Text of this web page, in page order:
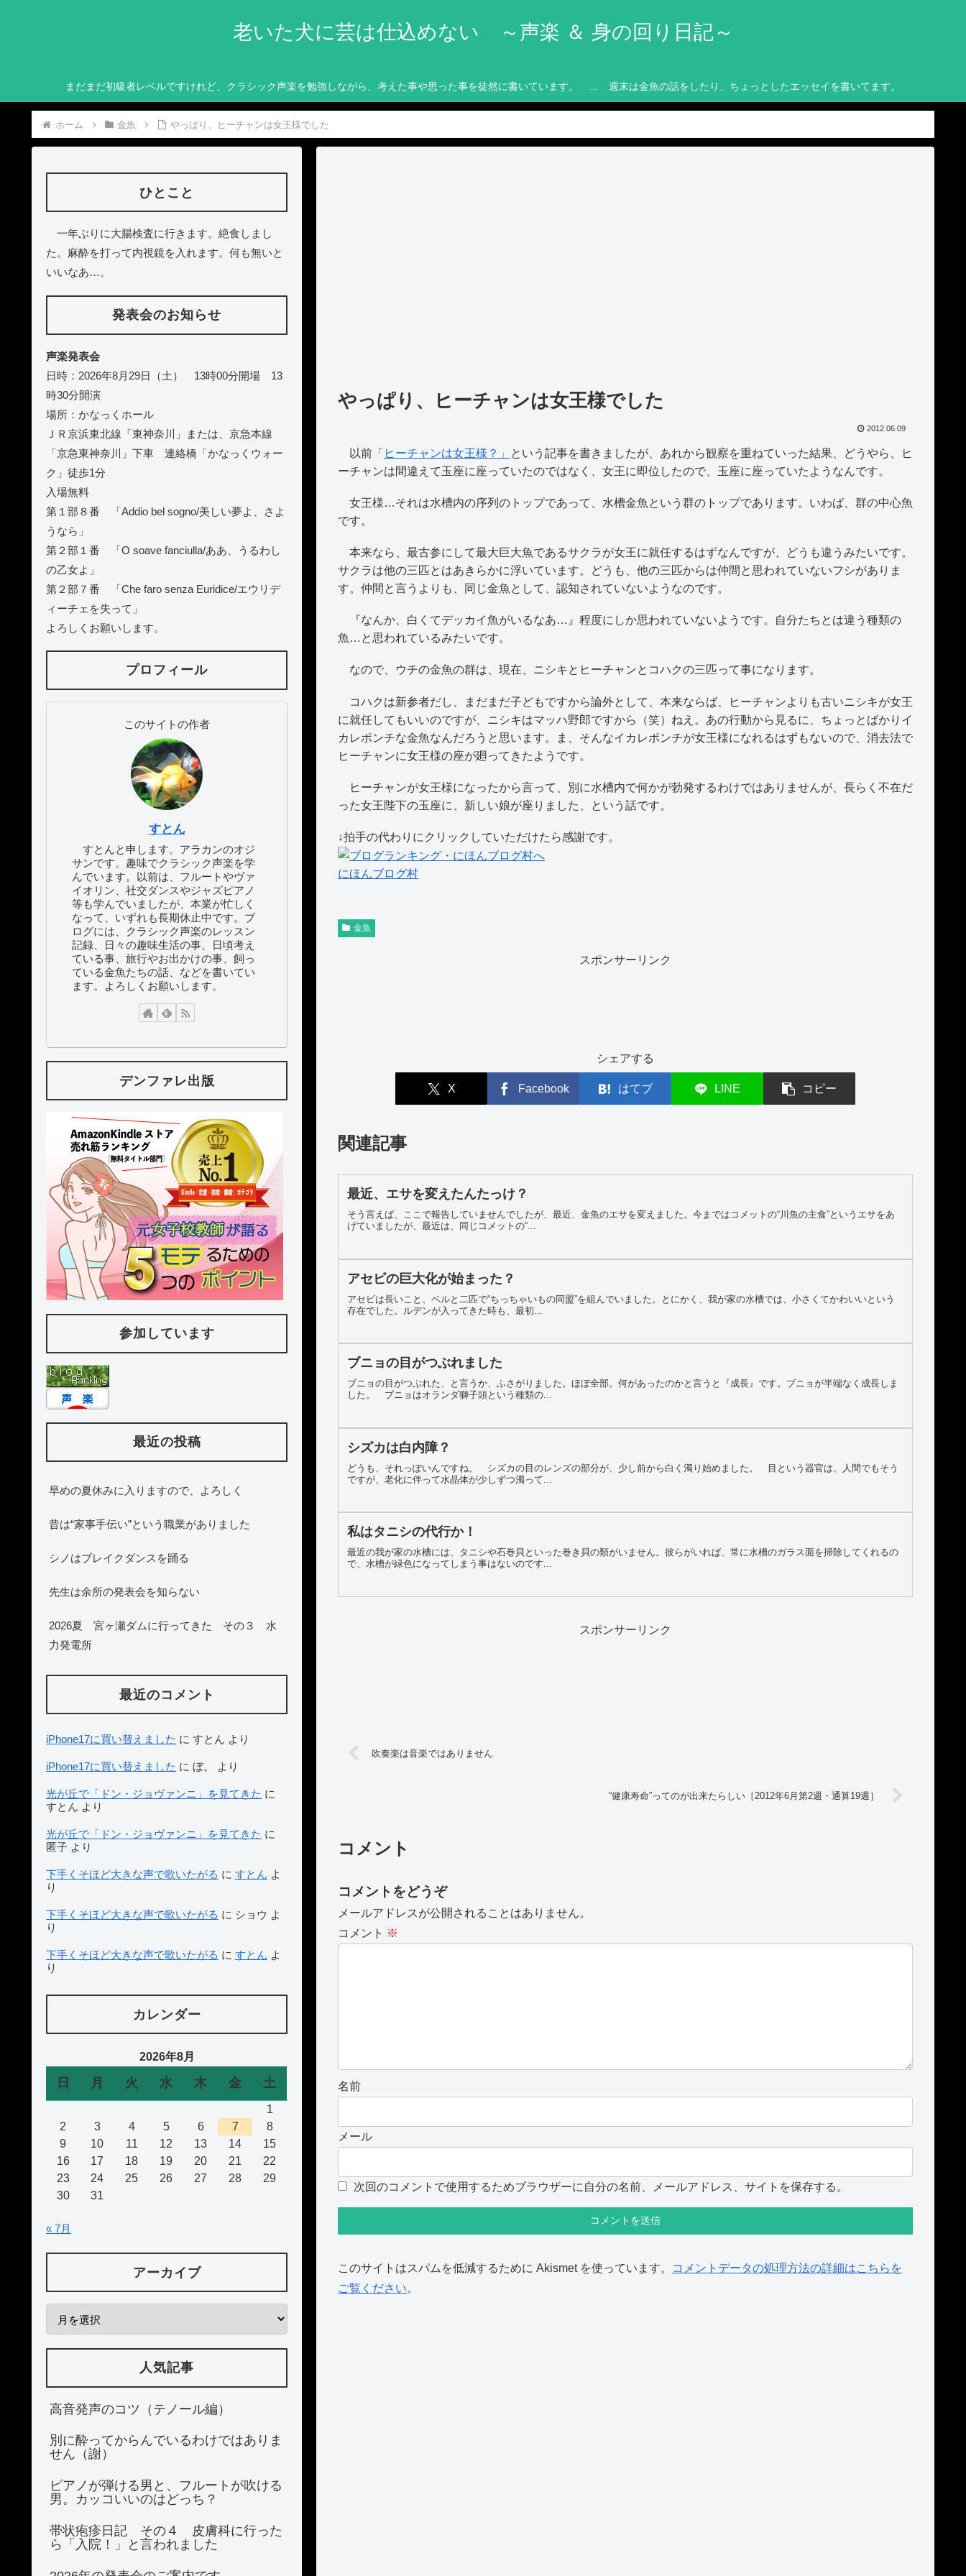
老いた犬に芸は仕込めない ～声楽 ＆ 身の回り日記～
まだまだ初級者レベルですけれど、クラシック声楽を勉強しながら、考えた事や思った事を徒然に書いています。 … 週末は金魚の話をしたり、ちょっとしたエッセイを書いてます。
ホーム 金魚 やっぱり、ヒーチャンは女王様でした
やっぱり、ヒーチャンは女王様でした
2012.06.09
以前「 ヒーチャンは女王様？」
という記事を書きましたが、あれから観察を重ねていった結果、どうやら、ヒ
ーチャンは間違えて玉座に座っていたのではなく、女王に即位したので、玉座に座っていたようなんです。
女王様…それは水槽内の序列のトップであって、水槽金魚という群のトップであります。いわば、群の中心魚
です。
本来なら、最古参にして最大巨大魚であるサクラが女王に就任するはずなんですが、どうも違うみたいです。
サクラは他の三匹とはあきらかに浮いています。どうも、他の三匹からは仲間と思われていないフシがありま
す。仲間と言うよりも、同じ金魚として、認知されていないようなのです。
『なんか、白くてデッカイ魚がいるなあ…』程度にしか思われていないようです。自分たちとは違う種類の
魚…と思われているみたいです。
なので、ウチの金魚の群は、現在、ニシキとヒーチャンとコハクの三匹って事になります。
コハクは新参者だし、まだまだ子どもですから論外として、本来ならば、ヒーチャンよりも古いニシキが女王
に就任してもいいのですが、ニシキはマッハ野郎ですから（笑）ねえ。あの行動から見るに、ちょっとばかりイ
カレポンチな金魚なんだろうと思います。ま、そんなイカレポンチが女王様になれるはずもないので、消去法で
ヒーチャンに女王様の座が廻ってきたようです。
ヒーチャンが女王様になったから言って、別に水槽内で何かが勃発するわけではありませんが、長らく不在だ
った女王陛下の玉座に、新しい娘が座りました、という話です。
↓拍手の代わりにクリックしていただけたら感謝です。
にほんブログ村
金魚
スポンサーリンク
シェアする
X Facebook はてブ LINE コピー
関連記事
最近、エサを変えたんたっけ？
そう言えば、ここで報告していませんでしたが、最近、金魚のエサを変えました。今まではコメットの“川魚の主食”というエサをあ
げていましたが、最近は、同じコメットの“...
アセビの巨大化が始まった？
アセビは長いこと、ベルと二匹で“ちっちゃいもの同盟”を組んでいました。とにかく、我が家の水槽では、小さくてかわいいという
存在でした。ルデンが入ってきた時も、最初...
ブニョの目がつぶれました
ブニョの目がつぶれた、と言うか、ふさがりました。ほぼ全部。何があったのかと言うと『成長』です。ブニョが半端なく成長しま
した。 ブニョはオランダ獅子頭という種類の...
シズカは白内障？
どうも、それっぽいんですね。 シズカの目のレンズの部分が、少し前から白く濁り始めました。 目という器官は、人間でもそう
ですが、老化に伴って水晶体が少しずつ濁って...
私はタニシの代行か！
最近の我が家の水槽には、タニシや石巻貝といった巻き貝の類がいません。彼らがいれば、常に水槽のガラス面を掃除してくれるの
で、水槽が緑色になってしまう事はないのです...
スポンサーリンク
吹奏楽は音楽ではありません
“健康寿命”ってのが出来たらしい［2012年6月第2週・通算19週］
コメント
コメントをどうぞ
メールアドレスが公開されることはありません。
コメント ※
名前
メール
次回のコメントで使用するためブラウザーに自分の名前、メールアドレス、サイトを保存する。
このサイトはスパムを低減するために Akismet を使っています。
コメントデータの処理方法の詳細はこちらを
ご覧ください。
ひとこと
一年ぶりに大腸検査に行きます。絶食しまし
た。麻酔を打って内視鏡を入れます。何も無いと
いいなあ…。
発表会のお知らせ
声楽発表会
日時：2026年8月29日（土） 13時00分開場 13
時30分開演
場所：かなっくホール
ＪＲ京浜東北線「東神奈川」または、京急本線
「京急東神奈川」下車 連絡橋「かなっくウォー
ク」徒歩1分
入場無料
第１部８番 「Addio bel sogno/美しい夢よ、さよ
うなら」
第２部１番 「O soave fanciulla/ああ、うるわし
の乙女よ」
第２部７番 「Che faro senza Euridice/エウリデ
ィーチェを失って」
よろしくお願いします。
プロフィール
このサイトの作者
すとん
すとんと申します。アラカンのオジ
サンです。趣味でクラシック声楽を学
んでいます。以前は、フルートやヴァ
イオリン、社交ダンスやジャズピアノ
等も学んでいましたが、本業が忙しく
なって、いずれも長期休止中です。ブ
ログには、クラシック声楽のレッスン
記録、日々の趣味生活の事、日頃考え
ている事、旅行やお出かけの事、飼っ
ている金魚たちの話、などを書いてい
ます。よろしくお願いします。
デンファレ出版
参加しています
最近の投稿
早めの夏休みに入りますので、よろしく
昔は“家事手伝い”という職業がありました
シノはブレイクダンスを踊る
先生は余所の発表会を知らない
2026夏 宮ヶ瀬ダムに行ってきた その３ 水
力発電所
最近のコメント
iPhone17に買い替えました に すとん より
iPhone17に買い替えました に ぼ。 より
光が丘で「ドン・ジョヴァンニ」を見てきた に
すとん より
光が丘で「ドン・ジョヴァンニ」を見てきた に
匿子 より
下手くそほど大きな声で歌いたがる に すとん よ
り
下手くそほど大きな声で歌いたがる に ショウ よ
り
下手くそほど大きな声で歌いたがる に すとん よ
り
カレンダー
2026年8月
日 月 火 水 木 金 土
1
2
3 4 5 6 7
8
9
10 11 12 13 14
15
16
17 18 19 20 21
22
23
24 25 26 27 28
29
30
31
« 7月
アーカイブ
人気記事
高音発声のコツ（テノール編）
別に酔ってからんでいるわけではありま
せん（謝）
ピアノが弾ける男と、フルートが吹ける
男。カッコいいのはどっち？
帯状疱疹日記 その４ 皮膚科に行った
ら「入院！」と言われました